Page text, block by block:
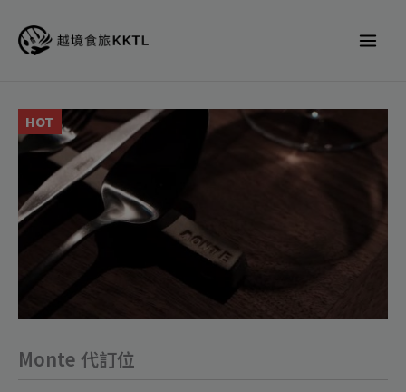
HOT
Monte 代訂位
Monte
代
訂
數
量